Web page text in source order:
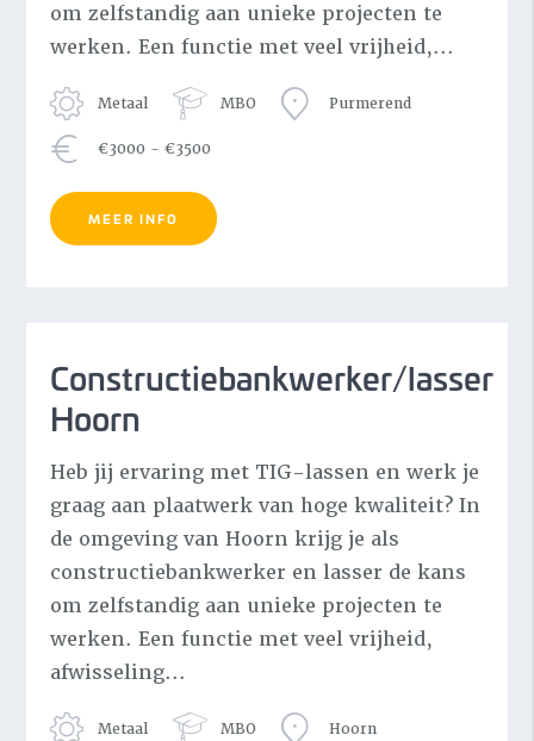
MEER TONEN
Locatie
Alkmaar
Almere
MEER TONEN
Opleiding
LBO
MBO
HBO
WO
om zelfstandig aan unieke projecten te
werken. Een functie met veel vrijheid,...
Metaal MBO Purmerend
€3000 - €3500
MEER INFO
Constructiebankwerker/lasser
Hoorn
Heb jij ervaring met TIG-lassen en werk je
graag aan plaatwerk van hoge kwaliteit? In
de omgeving van Hoorn krijg je als
constructiebankwerker en lasser de kans
om zelfstandig aan unieke projecten te
werken. Een functie met veel vrijheid,
afwisseling...
Metaal MBO Hoorn